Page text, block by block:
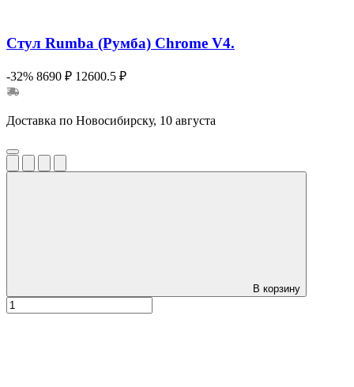
Стул Rumba (Румба) Chrome V4.
-32% 8690 ₽ 12600.5 ₽
Доставка по Новосибирску, 10 августа
В корзину